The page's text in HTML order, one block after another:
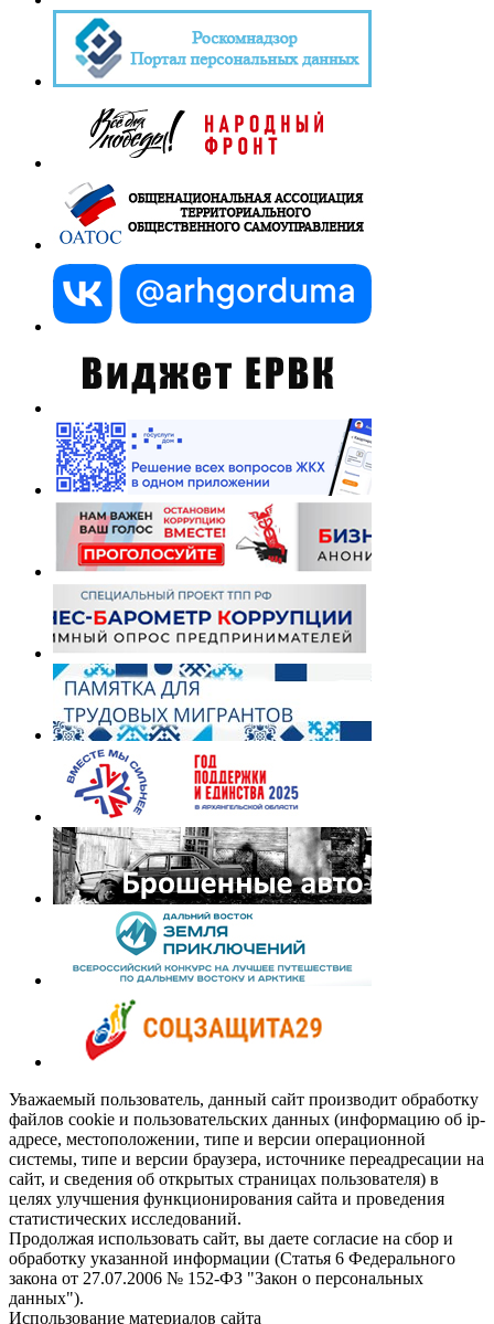
Уважаемый пользователь, данный сайт производит обработку
файлов cookie и пользовательских данных (информацию об ip-
адресе, местоположении, типе и версии операционной
системы, типе и версии браузера, источнике переадресации на
сайт, и сведения об открытых страницах пользователя) в
целях улучшения функционирования сайта и проведения
статистических исследований.
Продолжая использовать сайт, вы даете согласие на сбор и
обработку указанной информации (Статья 6 Федерального
закона от 27.07.2006 № 152-ФЗ "Закон о персональных
данных").
Использование материалов сайта